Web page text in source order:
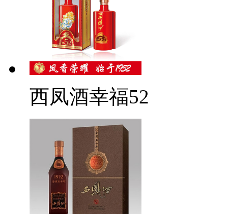
西凤酒幸福52